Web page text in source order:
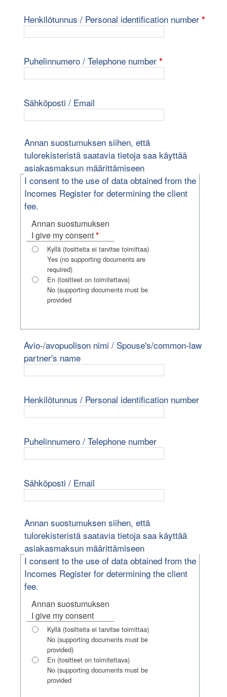
Henkilötunnus / Personal identification number *
Puhelinnumero / Telephone number *
Sähköposti / Email
Annan suostumuksen siihen, että
tulorekisteristä saatavia tietoja saa käyttää
asiakasmaksun määrittämiseen
I consent to the use of data obtained from the
Incomes Register for determining the client
fee.
Annan suostumuksen
I give my consent*pakollinen
kenttä
Kyllä (tositteita ei tarvitse toimittaa)
Yes (no supporting documents are
required)
En (tositteet on toimitettava)
No (supporting documents must be
provided
Avio-/avopuolison nimi / Spouse's/common-law
partner's name
Henkilötunnus / Personal identification number
Puhelinnumero / Telephone number
Sähköposti / Email
Annan suostumuksen siihen, että
tulorekisteristä saatavia tietoja saa käyttää
asiakasmaksun määrittämiseen
I consent to the use of data obtained from the
Incomes Register for determining the client
fee.
Annan suostumuksen
I give my consent
Kyllä (tositteita ei tarvitse toimittaa)
No (supporting documents must be
provided)
En (tositteet on toimitettava)
No (supporting documents must be
provided